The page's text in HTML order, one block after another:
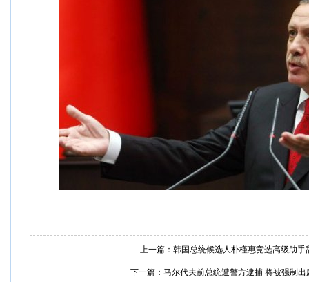
上一篇： 韩国总统候选人朴槿惠竞选高级助手
下一篇： 马尔代夫前总统遭警方逮捕 将被强制出